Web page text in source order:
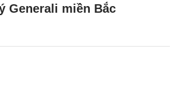
Generali miền Bắc